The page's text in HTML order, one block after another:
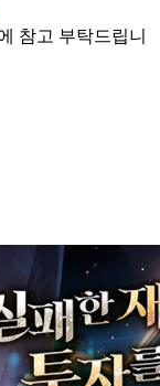
참고 부탁드립니